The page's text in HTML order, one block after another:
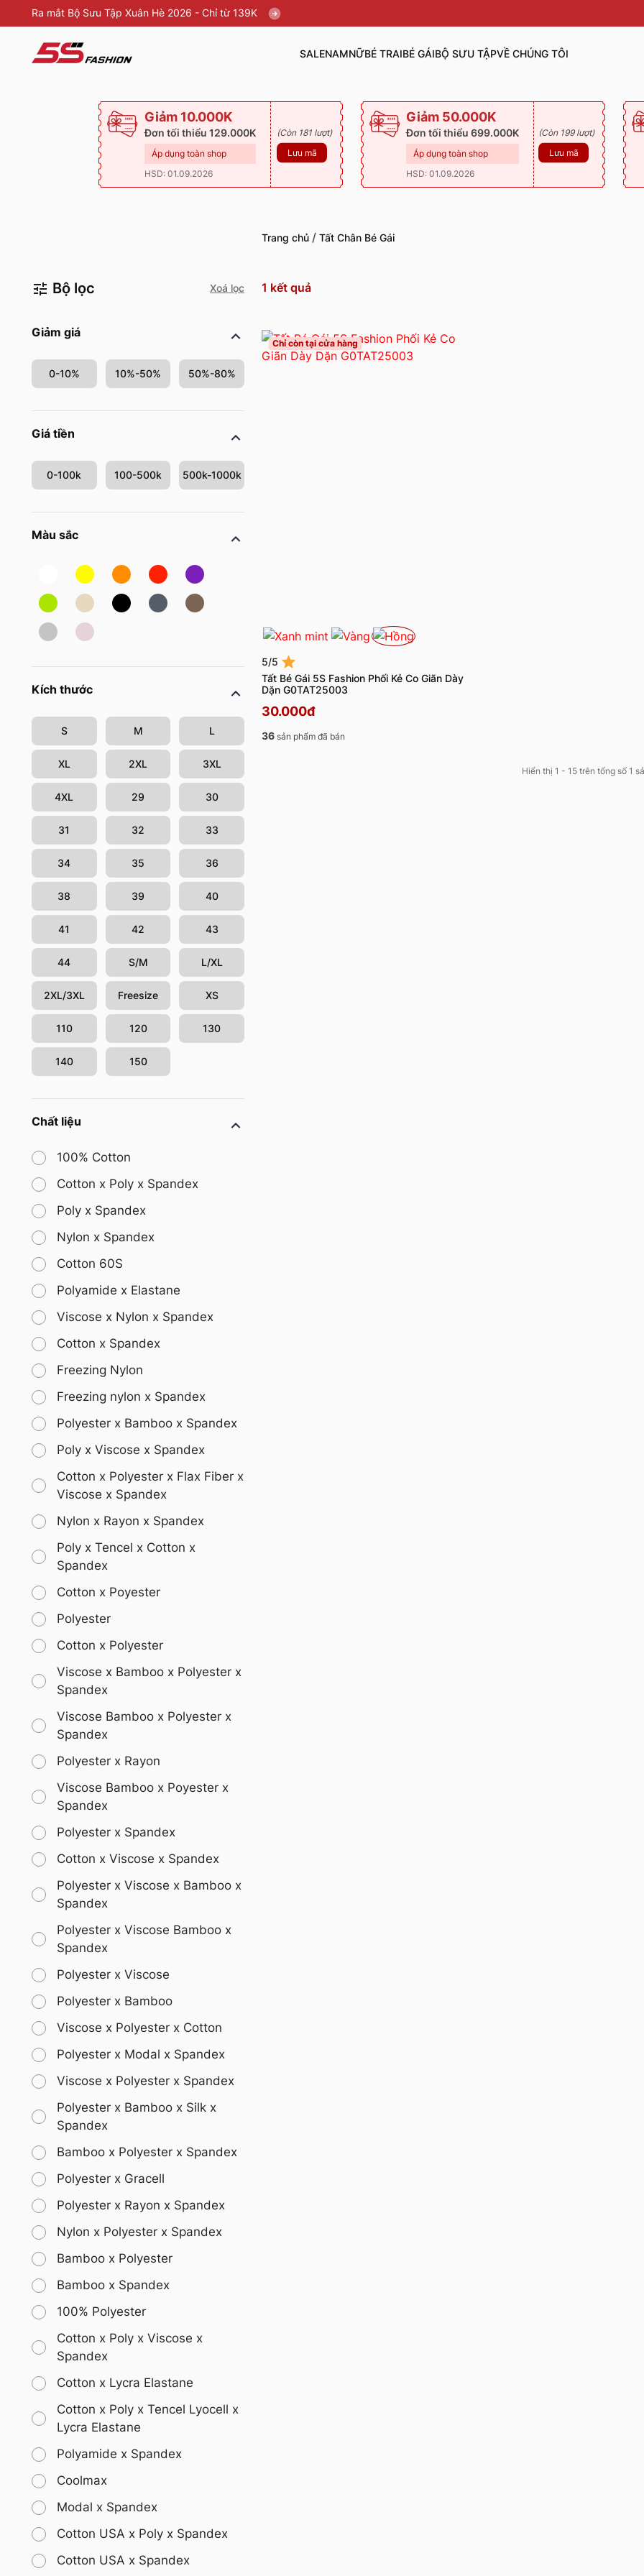
Ra mắt Bộ Sưu Tập Xuân Hè 2026 - Chỉ từ 139K
SALENAMNỮBÉ TRAIBÉ GÁIBỘ SƯU TẬPVỀ CHÚNG TÔI
Giảm 10.000K
Đơn tối thiểu 129.000K
Áp dụng toàn shop
HSD: 01.09.2026
(Còn 181 lượt)
Lưu mã
Giảm 50.000K
Đơn tối thiểu 699.000K
Áp dụng toàn shop
HSD: 01.09.2026
(Còn 199 lượt)
Lưu mã
Trang chủ / Tất Chân Bé Gái
Bộ lọc Xoá lọc
Giảm giá
0-10% 10%-50% 50%-80%
Giá tiền
0-100k 100-500k 500k-1000k
Màu sắc
Kích thước
S M L
XL 2XL 3XL
4XL 29 30
31 32 33
34 35 36
38 39 40
41 42 43
44 S/M L/XL
2XL/3XL Freesize XS
110 120 130
140 150
Chất liệu
100% Cotton
Cotton x Poly x Spandex
Poly x Spandex
Nylon x Spandex
Cotton 60S
Polyamide x Elastane
Viscose x Nylon x Spandex
Cotton x Spandex
Freezing Nylon
Freezing nylon x Spandex
Polyester x Bamboo x Spandex
Poly x Viscose x Spandex
Cotton x Polyester x Flax Fiber x
Viscose x Spandex
Nylon x Rayon x Spandex
Poly x Tencel x Cotton x
Spandex
Cotton x Poyester
Polyester
Cotton x Polyester
Viscose x Bamboo x Polyester x
Spandex
Viscose Bamboo x Polyester x
Spandex
Polyester x Rayon
Viscose Bamboo x Poyester x
Spandex
Polyester x Spandex
Cotton x Viscose x Spandex
Polyester x Viscose x Bamboo x
Spandex
Polyester x Viscose Bamboo x
Spandex
Polyester x Viscose
Polyester x Bamboo
Viscose x Polyester x Cotton
Polyester x Modal x Spandex
Viscose x Polyester x Spandex
Polyester x Bamboo x Silk x
Spandex
Bamboo x Polyester x Spandex
Polyester x Gracell
Polyester x Rayon x Spandex
Nylon x Polyester x Spandex
Bamboo x Polyester
Bamboo x Spandex
100% Polyester
Cotton x Poly x Viscose x
Spandex
Cotton x Lycra Elastane
Cotton x Poly x Tencel Lyocell x
Lycra Elastane
Polyamide x Spandex
Coolmax
Modal x Spandex
Cotton USA x Poly x Spandex
Cotton USA x Spandex
1 kết quả
Chỉ còn tại cửa hàng
5/5
Tất Bé Gái 5S Fashion Phối Kẻ Co Giãn Dày
Dặn G0TAT25003
30.000đ
36 sản phẩm đã bán
Hiển thị 1 - 15 trên tổng số 1